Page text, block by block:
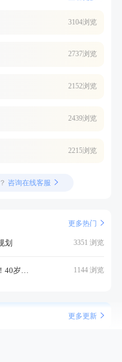
3104浏览
2737浏览
2152浏览
2439浏览
2215浏览
咨询在线客服
更多热门
划 3351 浏览
注意！ 1144 浏览
更多更新